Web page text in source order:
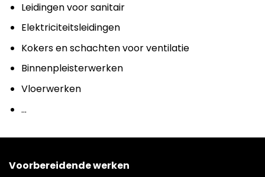
Leidingen voor sanitair
Elektriciteitsleidingen
Kokers en schachten voor ventilatie
Binnenpleisterwerken
Vloerwerken
…
Voorbereidende werken